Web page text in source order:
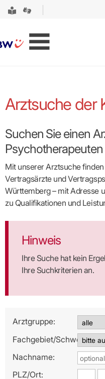
Arztsuche der
Suchen Sie einen
Psychotherapeuten
Mit unserer Arztsuche
Vertragsärzte und
Württemberg – mit Adresse
zu Qualifikationen und
Hinweis
Ihre Suche hat kein
Ihre Suchkriterien an.
Arztgruppe:
Fachgebiet/
Nachname:
PLZ/Ort: